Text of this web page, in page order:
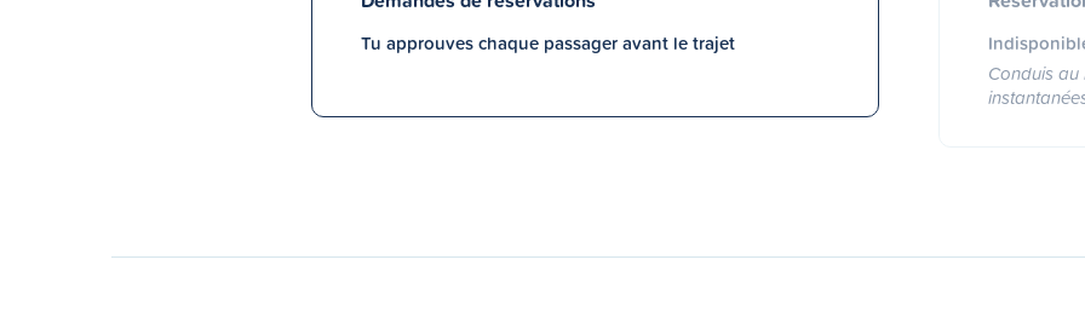
Tu approuves chaque passager avant le trajet
Conduis